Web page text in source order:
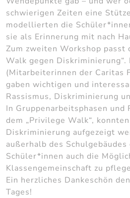
schwierigen Zeiten eine
modellierten die
sie als Erinnerung mit nach
Zum zweiten Workshop passt
Walk gegen
(Mitarbeiterinnen der Caritas
gaben wichtigen und
Rassismus, Diskriminierung
In Gruppenarbeitsphasen
dem „Privilege Walk“,
Diskriminierung aufgezeigt
außerhalb des Schulgebäudes
Schüler*innen auch die
Klassengemeinschaft zu
Ein herzliches Dankeschön
Tages!